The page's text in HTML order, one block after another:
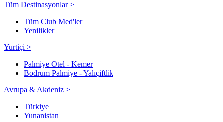
Tüm Destinasyonlar >
Tüm Club Med'ler
Yenilikler
Yurtiçi >
Palmiye Otel - Kemer
Bodrum Palmiye - Yalıçiftlik
Avrupa & Akdeniz >
Türkiye
Yunanistan